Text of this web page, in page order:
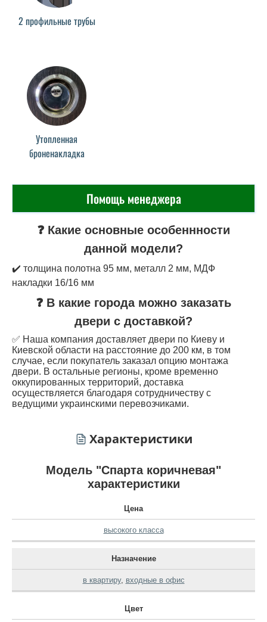
2 профильные трубы
Утопленная
броненакладка
Помощь менеджера
❓ Какие основные особеннности
данной модели?
✔️ толщина полотна 95 мм, металл 2 мм, МДФ
накладки 16/16 мм
❓ В какие города можно заказать
двери с доставкой?
✅ Наша компания доставляет двери по Киеву и
Киевской области на расстояние до 200 км, в том
случае, если покупатель заказал опцию монтажа
двери. В остальные регионы, кроме временно
оккупированных территорий, доставка
осуществляется благодаря сотрудничеству с
ведущими украинскими перевозчиками.
Характеристики
Модель "Спарта коричневая"
характеристики
Цена
высокого класса
Назначение
в квартиру, входные в офис
Цвет